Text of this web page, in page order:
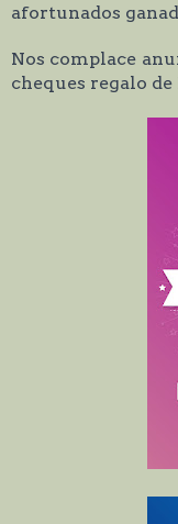
afortunados
Nos complace
cheques regalo